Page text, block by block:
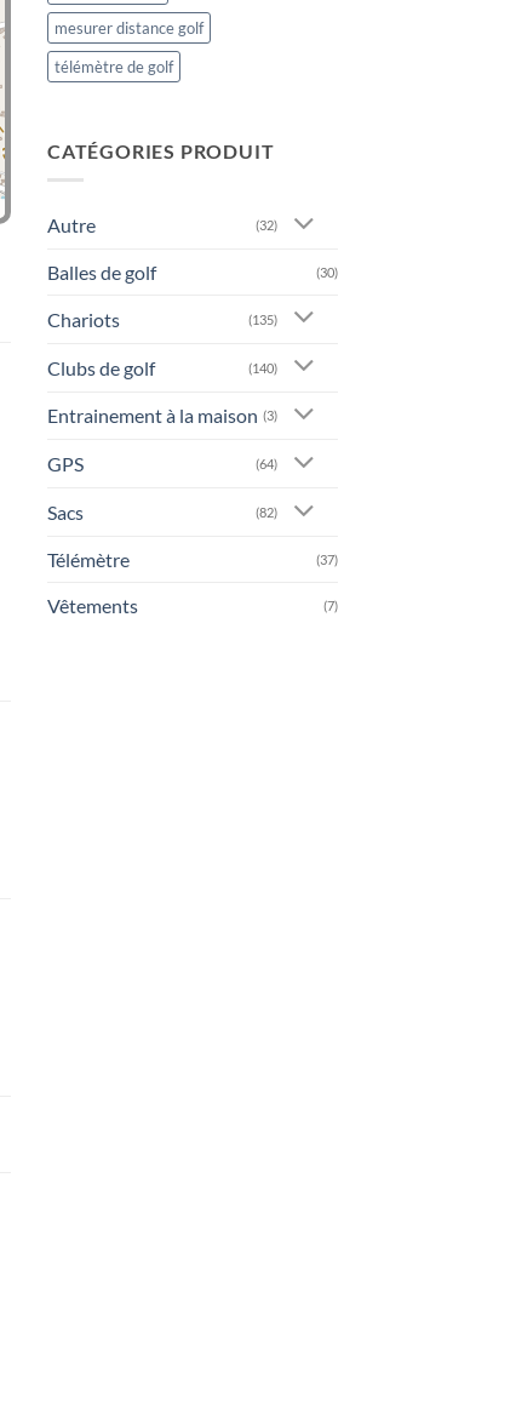
mesurer distance golf
télémètre de golf
CATÉGORIES PRODUIT
Autre (32)
Balles de golf (30)
Chariots (135)
Clubs de golf (140)
Entrainement à la maison (3)
GPS (64)
Sacs (82)
Télémètre (37)
Vêtements (7)